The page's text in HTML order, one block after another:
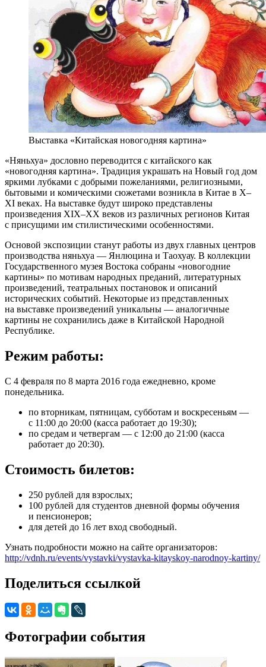
Выставка «Китайская новогодняя картина»
«Няньхуа» дословно переводится с китайского как
«новогодняя картина». Традиция украшать на Новый год дом
яркими лубками с добрыми пожеланиями, религиозными,
бытовыми и комическими сюжетами возникла в Китае в X–
XI веках. На выставке будут широко представлены
произведения XIX–XX веков из различных регионов Китая
с присущими им стилистическими особенностями.
Основой экспозиции станут работы из двух главных центров
производства няньхуа — Янлюцина и Таохуау. В коллекции
Государственного музея Востока собраны «новогодние
картины» по мотивам народных преданий, литературных
произведений, театральных постановок и описаний
исторических событий. Некоторые из представленных
на выставке произведений уникальны — аналогичные
картины не сохранились даже в Китайской Народной
Республике.
Режим работы:
C 4 февраля по 8 марта 2016 года ежедневно, кроме
понедельника.
по вторникам, пятницам, субботам и воскресеньям —
с 11:00 до 20:00 (касса работает до 19:30);
по средам и четвергам — с 12:00 до 21:00 (касса
работает до 20:30).
Стоимость билетов:
250 рублей для взрослых;
100 рублей для студентов дневной формы обучения
и пенсионеров;
для детей до 16 лет вход свободный.
Узнать подробности можно на сайте организаторов:
http://vdnh.ru/events/vystavki/vystavka-kitayskoy-narodnoy-kartiny/
Поделиться ссылкой
Фотографии события